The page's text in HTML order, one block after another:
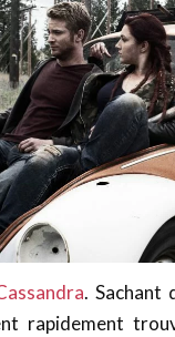
. Sachant
rapidement